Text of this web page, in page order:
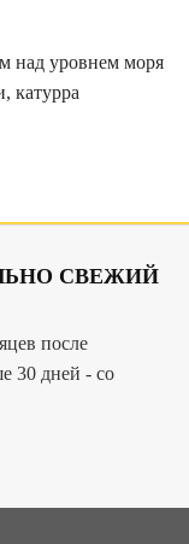
над уровнем моря
катурра
СВЕЖИЙ
после
30 дней - со